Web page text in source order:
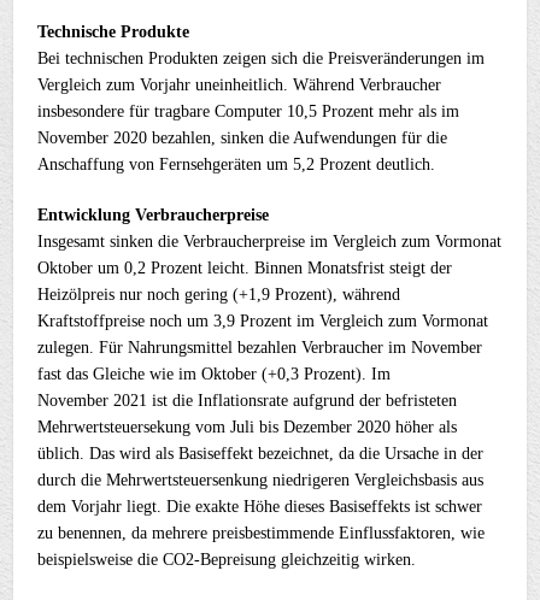
Technische Produkte
Bei technischen Produkten zeigen sich die Preisveränderungen im
Vergleich zum Vorjahr uneinheitlich. Während Verbraucher
insbesondere für tragbare Computer 10,5 Prozent mehr als im
November 2020 bezahlen, sinken die Aufwendungen für die
Anschaffung von Fernsehgeräten um 5,2 Prozent deutlich.
Entwicklung Verbraucherpreise
Insgesamt sinken die Verbraucherpreise im Vergleich zum Vormonat
Oktober um 0,2 Prozent leicht. Binnen Monatsfrist steigt der
Heizölpreis nur noch gering (+1,9 Prozent), während
Kraftstoffpreise noch um 3,9 Prozent im Vergleich zum Vormonat
zulegen. Für Nahrungsmittel bezahlen Verbraucher im November
fast das Gleiche wie im Oktober (+0,3 Prozent). Im
November 2021 ist die Inflationsrate aufgrund der befristeten
Mehrwertsteuersekung vom Juli bis Dezember 2020 höher als
üblich. Das wird als Basiseffekt bezeichnet, da die Ursache in der
durch die Mehrwertsteuersenkung niedrigeren Vergleichsbasis aus
dem Vorjahr liegt. Die exakte Höhe dieses Basiseffekts ist schwer
zu benennen, da mehrere preisbestimmende Einflussfaktoren, wie
beispielsweise die CO2-Bepreisung gleichzeitig wirken.